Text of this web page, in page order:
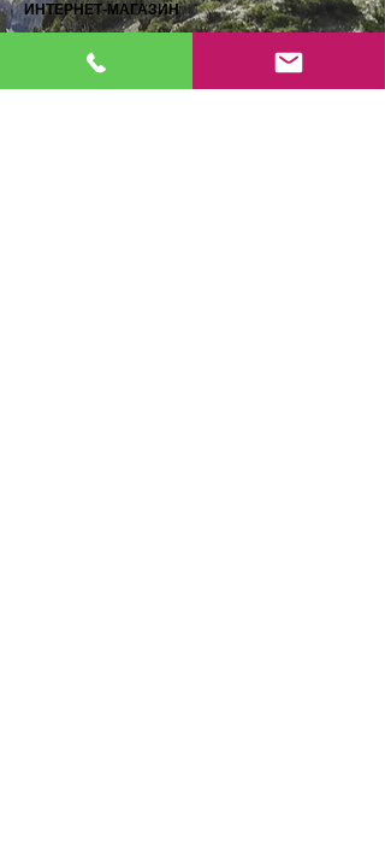
ИНТЕРНЕТ-МАГАЗИН
09:00- 21:00 ежедневно